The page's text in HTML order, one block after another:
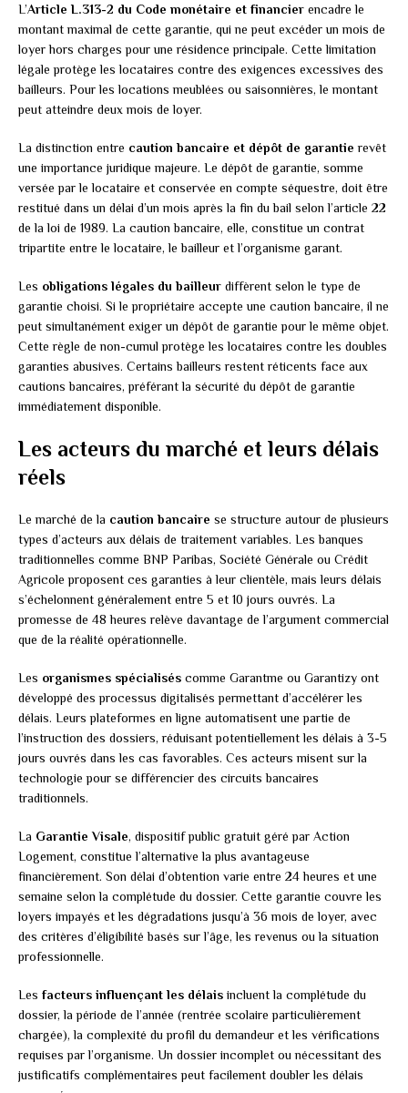
L’Article L.313-2 du Code monétaire et financier encadre le
montant maximal de cette garantie, qui ne peut excéder un mois de
loyer hors charges pour une résidence principale. Cette limitation
légale protège les locataires contre des exigences excessives des
bailleurs. Pour les locations meublées ou saisonnières, le montant
peut atteindre deux mois de loyer.
La distinction entre caution bancaire et dépôt de garantie revêt
une importance juridique majeure. Le dépôt de garantie, somme
versée par le locataire et conservée en compte séquestre, doit être
restitué dans un délai d’un mois après la fin du bail selon l’article 22
de la loi de 1989. La caution bancaire, elle, constitue un contrat
tripartite entre le locataire, le bailleur et l’organisme garant.
Les obligations légales du bailleur diffèrent selon le type de
garantie choisi. Si le propriétaire accepte une caution bancaire, il ne
peut simultanément exiger un dépôt de garantie pour le même objet.
Cette règle de non-cumul protège les locataires contre les doubles
garanties abusives. Certains bailleurs restent réticents face aux
cautions bancaires, préférant la sécurité du dépôt de garantie
immédiatement disponible.
Les acteurs du marché et leurs délais
réels
Le marché de la caution bancaire se structure autour de plusieurs
types d’acteurs aux délais de traitement variables. Les banques
traditionnelles comme BNP Paribas, Société Générale ou Crédit
Agricole proposent ces garanties à leur clientèle, mais leurs délais
s’échelonnent généralement entre 5 et 10 jours ouvrés. La
promesse de 48 heures relève davantage de l’argument commercial
que de la réalité opérationnelle.
Les organismes spécialisés comme Garantme ou Garantizy ont
développé des processus digitalisés permettant d’accélérer les
délais. Leurs plateformes en ligne automatisent une partie de
l’instruction des dossiers, réduisant potentiellement les délais à 3-5
jours ouvrés dans les cas favorables. Ces acteurs misent sur la
technologie pour se différencier des circuits bancaires
traditionnels.
La Garantie Visale, dispositif public gratuit géré par Action
Logement, constitue l’alternative la plus avantageuse
financièrement. Son délai d’obtention varie entre 24 heures et une
semaine selon la complétude du dossier. Cette garantie couvre les
loyers impayés et les dégradations jusqu’à 36 mois de loyer, avec
des critères d’éligibilité basés sur l’âge, les revenus ou la situation
professionnelle.
Les facteurs influençant les délais incluent la complétude du
dossier, la période de l’année (rentrée scolaire particulièrement
chargée), la complexité du profil du demandeur et les vérifications
requises par l’organisme. Un dossier incomplet ou nécessitant des
justificatifs complémentaires peut facilement doubler les délais